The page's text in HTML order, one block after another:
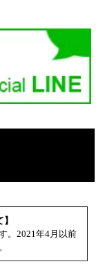
。2021年4月以前